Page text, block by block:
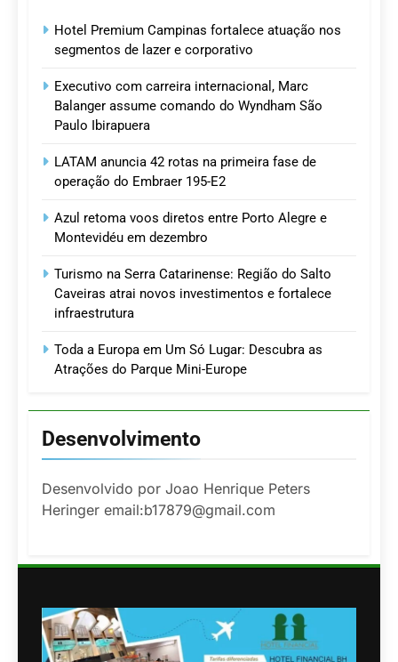
Hotel Premium Campinas fortalece atuação nos
segmentos de lazer e corporativo
Executivo com carreira internacional, Marc
Balanger assume comando do Wyndham São
Paulo Ibirapuera
LATAM anuncia 42 rotas na primeira fase de
operação do Embraer 195-E2
Azul retoma voos diretos entre Porto Alegre e
Montevidéu em dezembro
Turismo na Serra Catarinense: Região do Salto
Caveiras atrai novos investimentos e fortalece
infraestrutura
Toda a Europa em Um Só Lugar: Descubra as
Atrações do Parque Mini-Europe
Desenvolvimento
Desenvolvido por Joao Henrique Peters
Heringer email:b17879@gmail.com